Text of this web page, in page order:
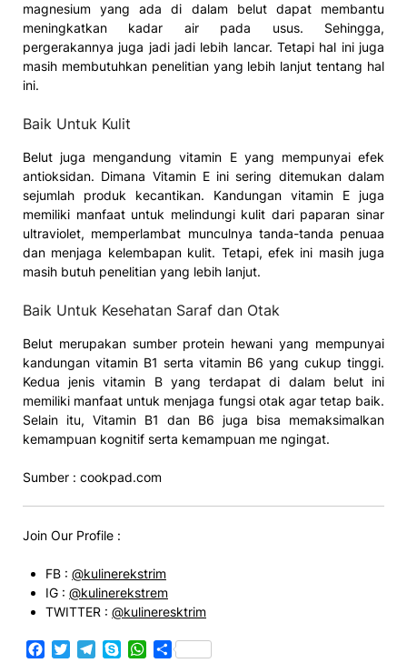
magnesium yang ada di dalam belut dapat membantu
meningkatkan kadar air pada usus. Sehingga,
pergerakannya juga jadi jadi lebih lancar. Tetapi hal ini juga
masih membutuhkan penelitian yang lebih lanjut tentang hal
ini.
Baik Untuk Kulit
Belut juga mengandung vitamin E yang mempunyai efek
antioksidan. Dimana Vitamin E ini sering ditemukan dalam
sejumlah produk kecantikan. Kandungan vitamin E juga
memiliki manfaat untuk melindungi kulit dari paparan sinar
ultraviolet, memperlambat munculnya tanda-tanda penuaa
dan menjaga kelembapan kulit. Tetapi, efek ini masih juga
masih butuh penelitian yang lebih lanjut.
Baik Untuk Kesehatan Saraf dan Otak
Belut merupakan sumber protein hewani yang mempunyai
kandungan vitamin B1 serta vitamin B6 yang cukup tinggi.
Kedua jenis vitamin B yang terdapat di dalam belut ini
memiliki manfaat untuk menjaga fungsi otak agar tetap baik.
Selain itu, Vitamin B1 dan B6 juga bisa memaksimalkan
kemampuan kognitif serta kemampuan me ngingat.
Sumber : cookpad.com
Join Our Profile :
FB : @kulinerekstrim
IG : @kulinerekstrem
TWITTER : @kulineresktrim
Facebook
TwitterTelegram
SkypeWhatsApp
Share